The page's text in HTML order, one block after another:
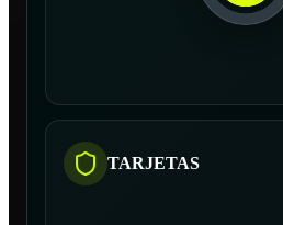
TARJETAS